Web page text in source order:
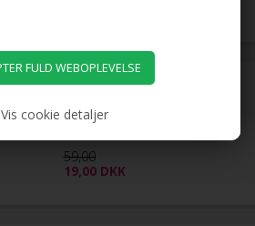
Vis cookie detaljer
EZ Combs elastisk hårkam -
59,00
19,00 DKK